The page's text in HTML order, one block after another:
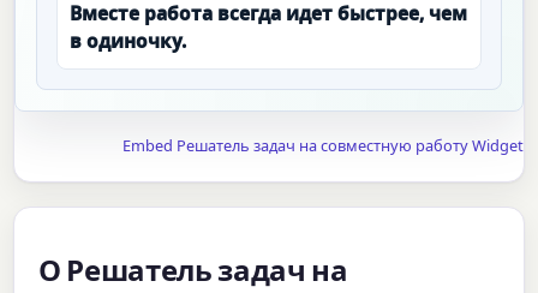
Вместе работа всегда идет быстрее, чем
в одиночку.
Embed Решатель задач на совместную работу Widget
О Решатель задач на